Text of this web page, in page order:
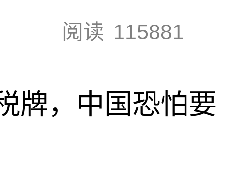
阅读 115881
牌，中国恐怕要